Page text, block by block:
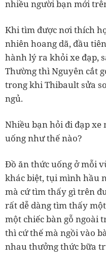
nhiều người bạn mới
Khi tìm được nơi thích
nhiên hoang dã, đầu
hành lý ra khỏi xe đạp,
Thường thì Nguyên cắt
trong khi Thibault sửa
ngủ.
Nhiều bạn hỏi đi đạp
uống như thế nào?
Đồ ăn thức uống ở mỗi
khác biệt, tụi mình hầu
mà cứ tìm thấy gì trên
rất dễ dàng tìm thấy
một chiếc bàn gỗ ngoài
thì cứ thế mà ngồi vào
nhau thưởng thức bữa